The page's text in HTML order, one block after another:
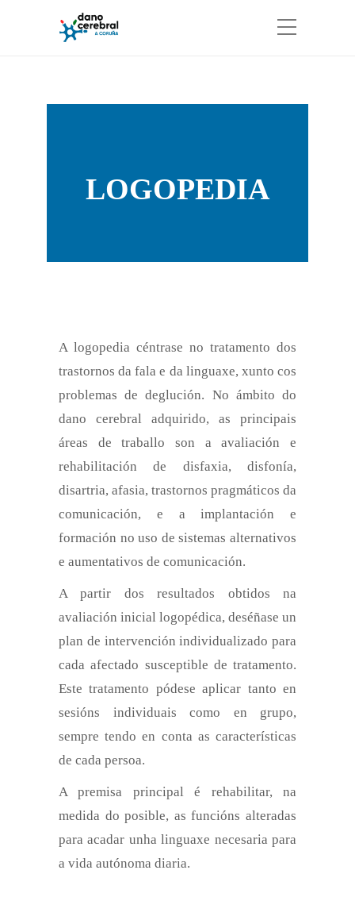
LOGOPEDIA
A logopedia céntrase no tratamento dos
trastornos da fala e da linguaxe, xunto cos
problemas de deglución. No ámbito do
dano cerebral adquirido, as principais
áreas de traballo son a avaliación e
rehabilitación de disfaxia, disfonía,
disartria, afasia, trastornos pragmáticos da
comunicación, e a implantación e
formación no uso de sistemas alternativos
e aumentativos de comunicación.
A partir dos resultados obtidos na
avaliación inicial logopédica, deséñase un
plan de intervención individualizado para
cada afectado susceptible de tratamento.
Este tratamento pódese aplicar tanto en
sesións individuais como en grupo,
sempre tendo en conta as características
de cada persoa.
A premisa principal é rehabilitar, na
medida do posible, as funcións alteradas
para acadar unha linguaxe necesaria para
a vida autónoma diaria.